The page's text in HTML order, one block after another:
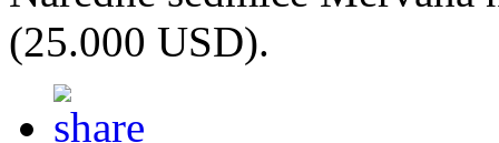
(25.000 USD).